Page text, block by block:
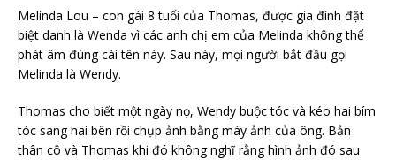
Melinda Lou – con gái 8 tuổi của Thomas, được gia đình đặt
biệt danh là Wenda vì các anh chị em của Melinda không thể
phát âm đúng cái tên này. Sau này, mọi người bắt đầu gọi
Melinda là Wendy.
Thomas cho biết một ngày nọ, Wendy buộc tóc và kéo hai bím
tóc sang hai bên rồi chụp ảnh bằng máy ảnh của ông. Bản
thân cô và Thomas khi đó không nghĩ rằng hình ảnh đó sau